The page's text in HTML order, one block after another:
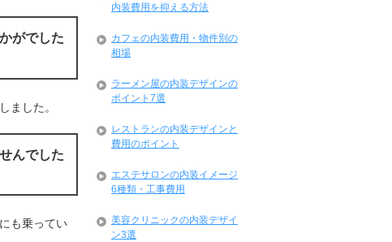
がでした
ました。
んでした
も乗ってい
内装費用を抑える方法
カフェの内装費用・物件別の
相場
ラーメン屋の内装デザインの
ポイント7選
レストランの内装デザインと
費用のポイント
エステサロンの内装イメージ
6種類・工事費用
美容クリニックの内装デザイ
ン3選